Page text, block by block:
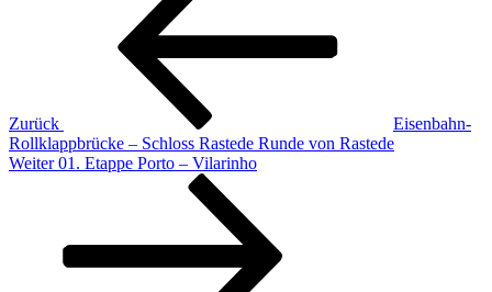
Zurück
Eisenbahn-
Rollklappbrücke – Schloss Rastede Runde von Rastede
Nächster
Weiter 01. Etappe Porto – Vilarinho